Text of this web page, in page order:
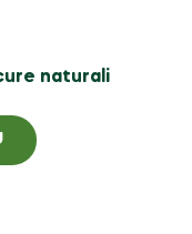
naturali